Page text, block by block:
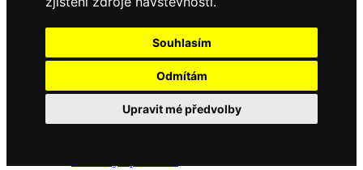
Souhlasím
Odmítám
Upravit mé předvolby
Vyhlášky
Složení zastupitelstva